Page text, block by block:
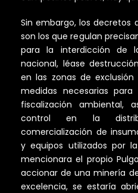
Sin embargo, los decretos
son los que regulan
para la interdicción de
nacional, léase
en las zonas de
medidas necesarias
fiscalización ambiental,
control en la
comercialización de
y equipos utilizados por
mencionara el propio
accionar de una minería
excelencia, se estaría